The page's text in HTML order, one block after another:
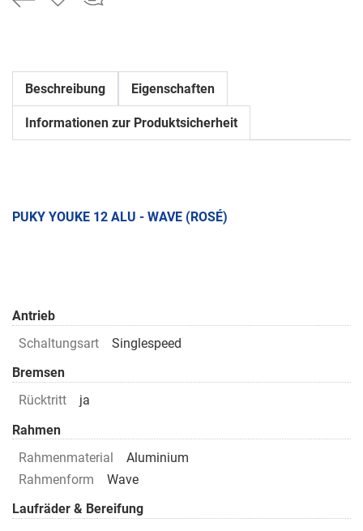
Beschreibung Eigenschaften
Informationen zur Produktsicherheit
PUKY YOUKE 12 ALU - WAVE (ROSÉ)
Antrieb
Schaltungsart
Singlespeed
Bremsen
Rücktritt
ja
Rahmen
Rahmenmaterial
Aluminium
Rahmenform
Wave
Laufräder & Bereifung